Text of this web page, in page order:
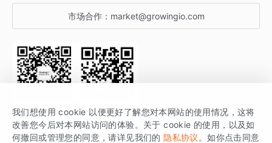
开发者文档
SDK 文档
场景指南
行业活动
市场合作： market@growingio.com
关注公众号 获取更多干货
GrowingIO 是专注于数据智能分析与增长的品牌，核心平台为 GrowingIO
我们想使用 cookie 以便更好了解您对本网站的使用情况，这将
改善您今后对本网站访问的体验。关于 cookie 的使用，以及如
何撤回或管理您的同意，请详见我们的 隐私协议 。如你点击同意